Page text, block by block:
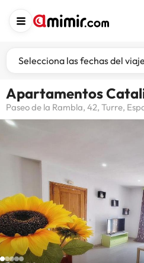
Selecciona las fechas del viaje
Apartamentos
Paseo de la Rambla, 42, Turre,